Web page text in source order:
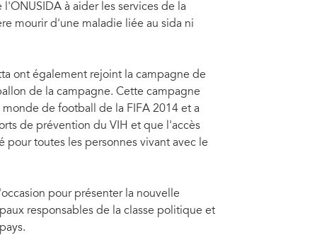
à aider les services de la
mourir d'une maladie liée au sida ni
ont également rejoint la campagne de
de la campagne. Cette campagne
de football de la FIFA 2014 et a
de prévention du VIH et que l'accès
pour toutes les personnes vivant avec le
pour présenter la nouvelle
responsables de la classe politique et